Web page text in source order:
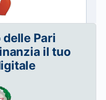
Pari
il tuo